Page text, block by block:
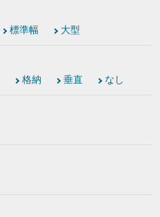
標準幅 大型
格納 垂直 なし